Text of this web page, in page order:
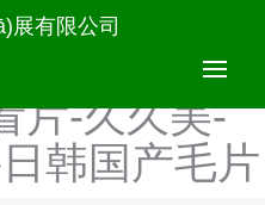
线-91中文在
久天天-成
片-久久美-
韩国产毛片
展有限公司